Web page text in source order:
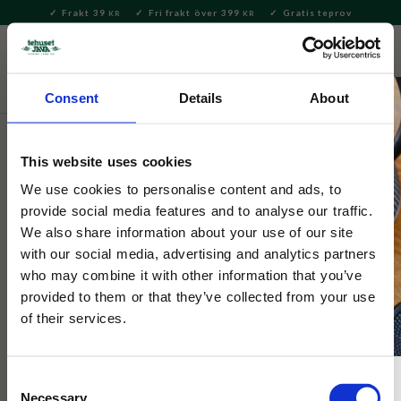
Consent Details About
This website uses cookies
We use cookies to personalise content and ads, to
provide social media features and to analyse our traffic.
We also share information about your use of our site
with our social media, advertising and analytics partners
who may combine it with other information that you’ve
provided to them or that they’ve collected from your use
of their services.
Necessary
Meny
Frakt 39 KR Fri frakt över 399 KR Gratis teprov
Servering & Dukning
Selected by Tehuset Java
Mugg Handgjord Randig Rosa
240ml
Handgjorda randiga muggar från Portugal i ljusrosa färg.
Perfekt för te, kaffe eller annan varm dryck. Finns i flera färger
och modeller!